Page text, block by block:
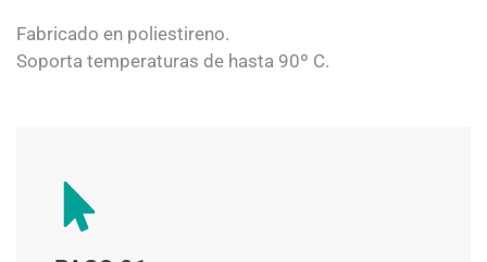
Fabricado en poliestireno.
Soporta temperaturas de hasta 90º C.